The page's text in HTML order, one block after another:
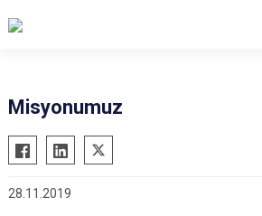
Altınözü
Belen
Dörtyol
Misyonumuz
28.11.2019